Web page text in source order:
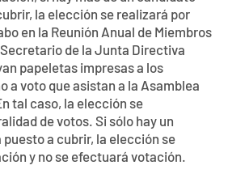
la elección se realizará por
en la Reunión Anual de Miembros
de la Junta Directiva
papeletas impresas a los
a voto que asistan a la Asamblea
tal caso, la elección se
de votos. Si sólo hay un
a cubrir, la elección se
y no se efectuará votación.